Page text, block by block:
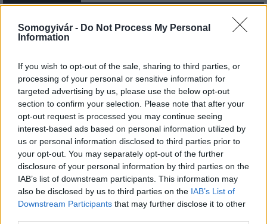
Somogyivár - Do Not Process My Personal
Information
If you wish to opt-out of the sale, sharing to third parties, or
processing of your personal or sensitive information for
targeted advertising by us, please use the below opt-out
section to confirm your selection. Please note that after your
opt-out request is processed you may continue seeing
interest-based ads based on personal information utilized by
us or personal information disclosed to third parties prior to
your opt-out. You may separately opt-out of the further
disclosure of your personal information by third parties on the
IAB’s list of downstream participants. This information may
also be disclosed by us to third parties on the IAB’s List of
Downstream Participants that may further disclose it to other
Útépítés
autópálya útépítés M1-es autópálya Bicske
M1 bővítés: már zajlik a teljesen új Bicske Kelet